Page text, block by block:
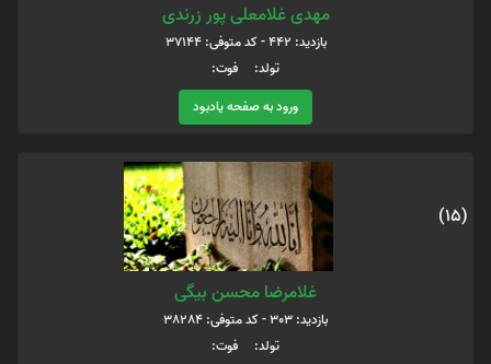
مهدی غلامعلی پور زرندی
بازدید: 442 - کد متوفی: 37144
تولد: فوت:
ورود به صفحه یادبود
(15)
غلامرضا محسن بیگی
بازدید: 303 - کد متوفی: 38284
تولد: فوت: